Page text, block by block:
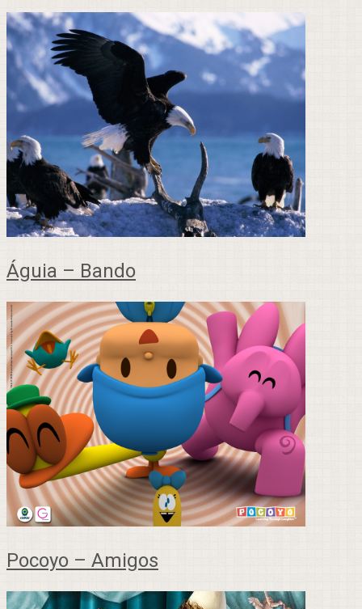
Águia – Bando
Pocoyo – Amigos